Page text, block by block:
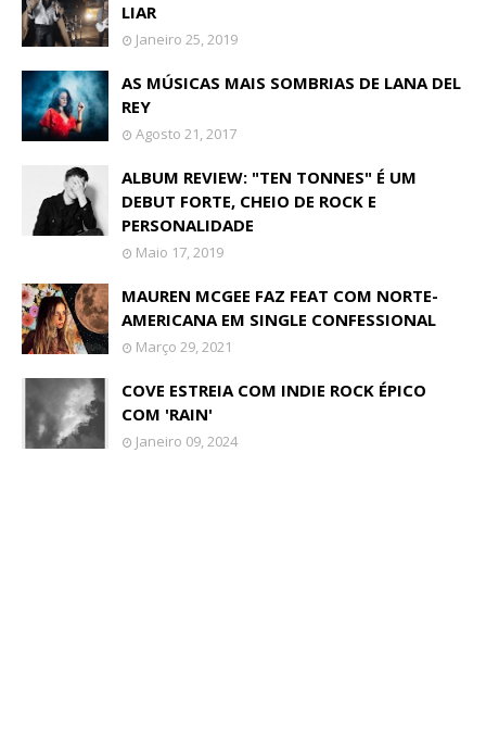
LIAR
Janeiro 25, 2019
AS MÚSICAS MAIS SOMBRIAS DE LANA DEL
REY
Agosto 21, 2017
ALBUM REVIEW: "TEN TONNES" É UM
DEBUT FORTE, CHEIO DE ROCK E
PERSONALIDADE
Maio 17, 2019
MAUREN MCGEE FAZ FEAT COM NORTE-
AMERICANA EM SINGLE CONFESSIONAL
Março 29, 2021
COVE ESTREIA COM INDIE ROCK ÉPICO
COM 'RAIN'
Janeiro 09, 2024